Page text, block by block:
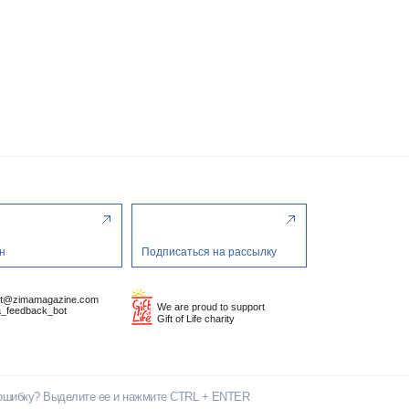
Подписаться на рассылку
We are proud to support
Gift of Life charity
Выделите ее и нажмите CTRL + ENTER